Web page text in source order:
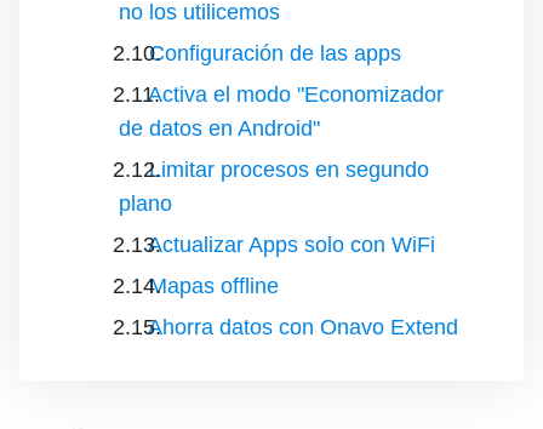
no los utilicemos
Configuración de las apps
Activa el modo "Economizador
de datos en Android"
Limitar procesos en segundo
plano
Actualizar Apps solo con WiFi
Mapas offline
Ahorra datos con Onavo Extend